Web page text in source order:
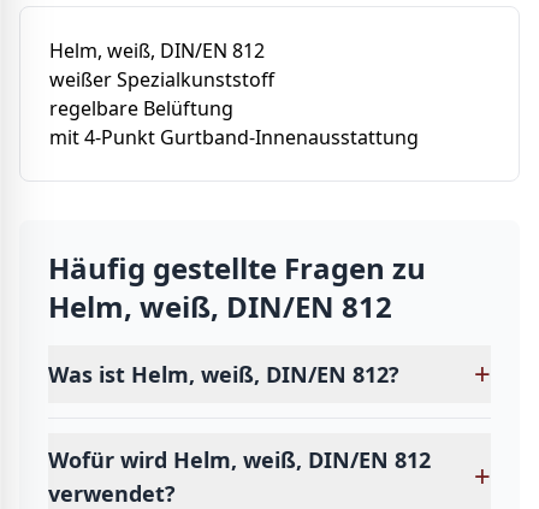
Helm, weiß, DIN/EN 812
weißer Spezialkunststoff
regelbare Belüftung
mit 4-Punkt Gurtband-Innenausstattung
Häufig gestellte Fragen zu
Helm, weiß, DIN/EN 812
Was ist Helm, weiß, DIN/EN 812? +
Wofür wird Helm, weiß, DIN/EN 812
verwendet?
+